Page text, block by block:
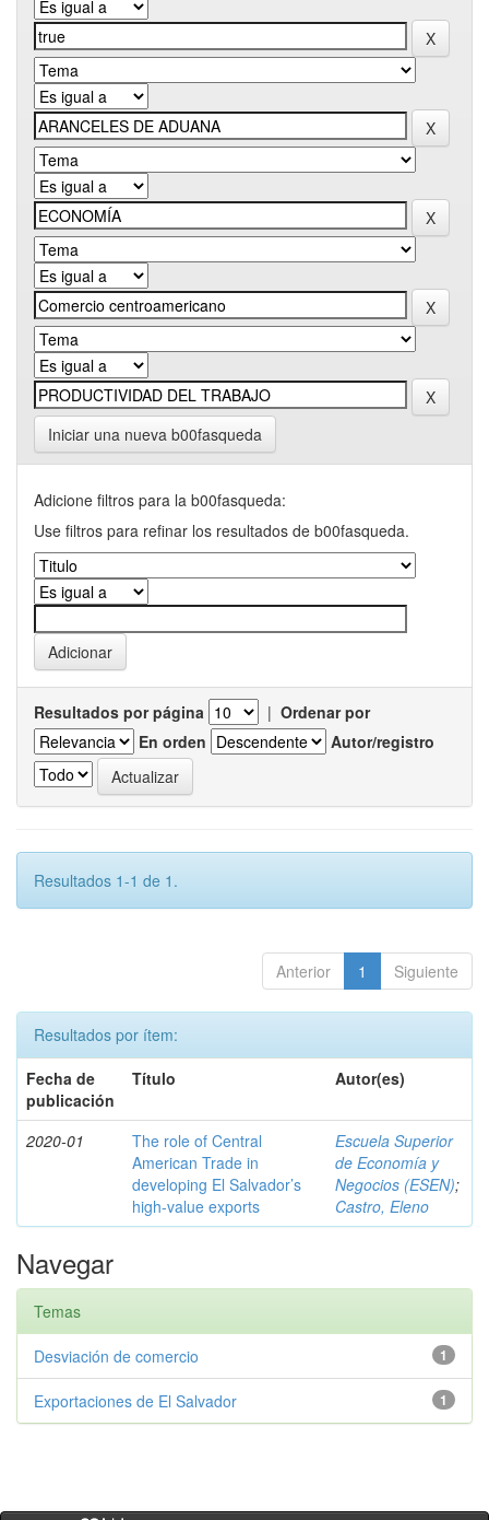
Iniciar una nueva b00fasqueda
Adicione filtros para la b00fasqueda:
Use filtros para refinar los resultados de b00fasqueda.
Resultados por página | Ordenar por
En orden
Autor/registro
Resultados 1-1 de 1.
Anterior 1 Siguiente
Resultados por ítem:
Fecha de
publicación
Título Autor(es)
2020-01
The role of Central
American Trade in
developing El Salvador’s
high-value exports
Escuela Superior
de Economía y
Negocios (ESEN);
Castro, Eleno
Navegar
Temas
1
Desviación de comercio
1
Exportaciones de El Salvador